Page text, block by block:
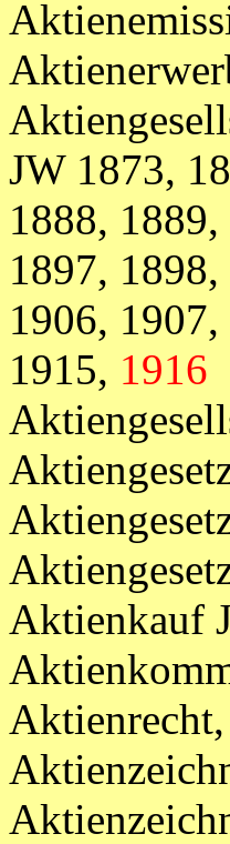
JW 1873,
1888,
1897,
1906,
1915, 1916
Aktienkauf